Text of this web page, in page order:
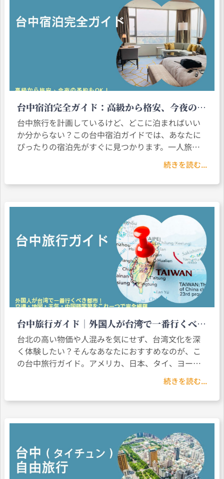
台中宿泊完全ガイド：高級から格安、今夜の予
約もOK！
台中旅行を計画しているけど、どこに泊まればいい
か分からない？この台中宿泊ガイドでは、あなたに
ぴったりの宿泊先がすぐに見つかります。一人旅で
も家族旅行でも、台中に最適な宿泊オプションがき
っとあります。台中のおすすめ宿泊先をお探しです
か？5つ星ホテル、格安ホテル、当日予約可能な宿
続きを読む...
台中旅行ガイド｜外国人が台湾で一番行くべき
都市！交通・地図・天気・中国語学習をこれ一
つで完全網羅
台北の高い物価や人混みを気にせず、台湾文化を深
く体験したい？そんなあなたにおすすめなのが、こ
の台中旅行ガイド。アメリカ、日本、タイ、ヨーロ
ッパなど、どこから来たとしても、台中でゆっくり
とした暮らしを楽しみ、文化を探るのに理想的な場
所です。
続きを読む...